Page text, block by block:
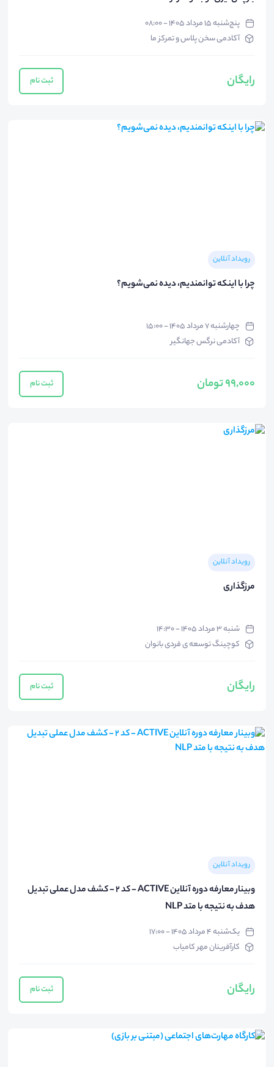
پنج‌شنبه ۱۵ مرداد ۱۴۰۵ - ۰۸:۰۰
آکادمی سخن پلاس و تمرکز ما
رایگان ثبت نام
رویداد آنلاین
چرا با اینکه توانمندیم، دیده نمی‌شویم؟
چهارشنبه ۷ مرداد ۱۴۰۵ - ۱۵:۰۰
آکادمی نرگس جهانگیر
99,000 تومان ثبت نام
رویداد آنلاین
مرزگذاری
شنبه ۳ مرداد ۱۴۰۵ - ۱۴:۳۰
کوچینگ توسعه ی فردی بانوان
رایگان ثبت نام
رویداد آنلاین
وبینار معارفه دوره آنلاین ACTIVE - کد 2 - کشف مدل عملی تبدیل
هدف به نتیجه با متد NLP
یک‌شنبه ۴ مرداد ۱۴۰۵ - ۱۷:۰۰
کارآفرینان مهر کامیاب
رایگان ثبت نام